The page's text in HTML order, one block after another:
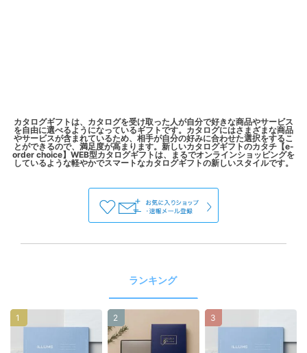
カタログギフトは、カタログを受け取った人が自分で好きな商品やサービス
を自由に選べるようになっているギフトです。カタログにはさまざまな商品
やサービスが含まれているため、相手が自分の好みに合わせた選択をするこ
とができるので、満足度が高まります。新しいカタログギフトのカタチ【e-
order choice】WEB型カタログギフトは、まるでオンラインショッピングを
ランキング
1 2 3